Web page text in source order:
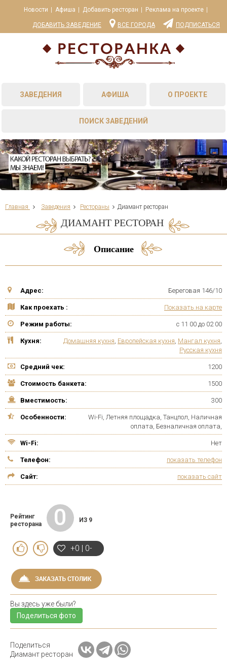
Новости Афиша Добавить ресторан Реклама на проекте
ДОБАВИТЬ ЗАВЕДЕНИЕ ВСЕ ГОРОДА ПОДПИСАТЬСЯ
ЗАВЕДЕНИЯ АФИША О ПРОЕКТЕ
ПОИСК ЗАВЕДЕНИЙ
Главная Заведения Рестораны Диамант ресторан
ДИАМАНТ РЕСТОРАН
Описание
Адрес: Береговая 146/10
Как проехать : Показать на карте
Режим работы: с 11 00 до 02 00
Кухня: Домашняя кухня Европейская кухня Мангал кухня
Русская кухня
Средний чек: 1200
Стоимость банкета: 1500
Вместимость: 300
Особенности:
Wi-Fi, Летняя площадка, Танцпол, Наличная
оплата, Безналичная оплата,
Wi-Fi: Нет
Телефон: показать телефон
Сайт: показать сайт
Рейтинг
ресторана
0 ИЗ 9
+0 | 0-
Вы здесь уже были?
Поделиться фото
Поделиться
Диамант ресторан